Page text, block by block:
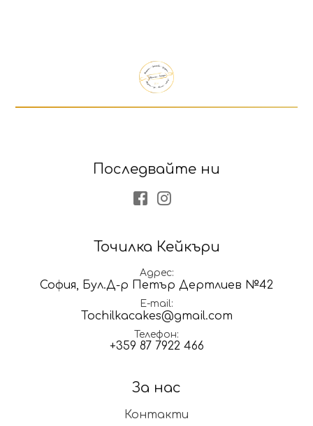
За нас
Контакти
Точилка Кейкъри
Адрес
София, Бул.Д-р Петър Дертлиев №42
E-mail
Tochilkacakes@gmail.com
Телефон
+359 87 7922 466
Последвайте ни
Facebook